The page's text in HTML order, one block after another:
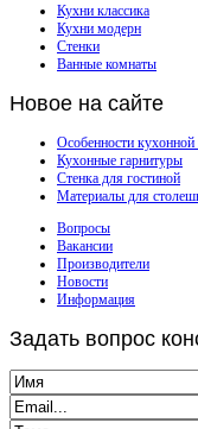
Кухни классика
Кухни модерн
Стенки
Ванные комнаты
Новое на сайте
Особенности
Кухонные гарнитуры
Стенка для гостиной
Материалы для
Вопросы
Вакансии
Производители
Новости
Информация
Задать вопрос